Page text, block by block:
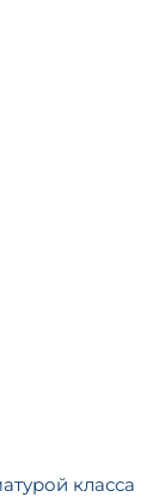
класса